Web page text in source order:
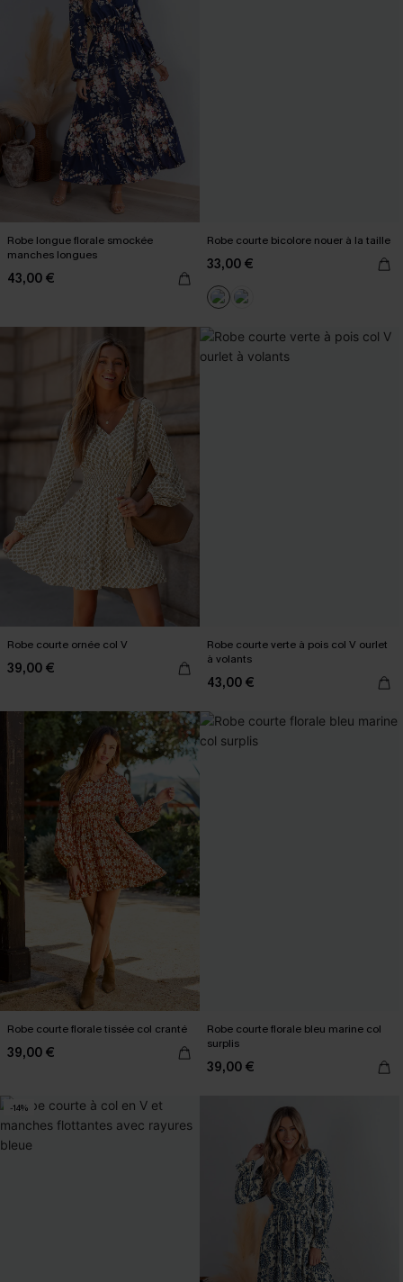
Robe longue florale smockée
manches longues
43,00 €
Robe courte bicolore nouer à la taille
33,00 €
Robe courte ornée col V
39,00 €
Robe courte verte à pois col V ourlet
à volants
43,00 €
Robe courte florale tissée col cranté
39,00 €
Robe courte florale bleu marine col
surplis
39,00 €
-14%